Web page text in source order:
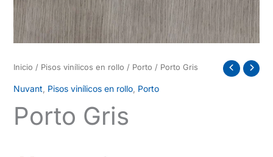
Inicio / Pisos vinílicos en rollo / Porto / Porto Gris
Nuvant Pisos vinílicos en rollo, Porto
Porto Gris